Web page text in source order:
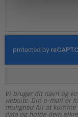
Vi bruger dit navn og
website. Din e-mail er
mulighed for at
data og holde dem